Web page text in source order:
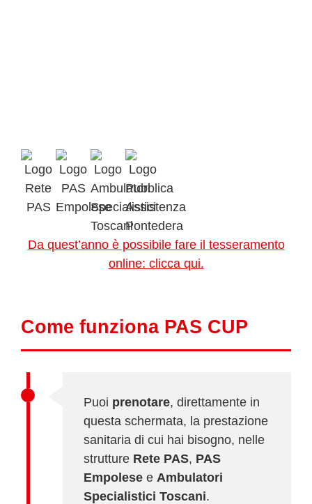
Da quest’anno è possibile fare il tesseramento
online: clicca qui.
Come funziona PAS CUP
Puoi prenotare, direttamente in
questa schermata, la prestazione
sanitaria di cui hai bisogno, nelle
strutture Rete PAS, PAS
Empolese e Ambulatori
Specialistici Toscani.